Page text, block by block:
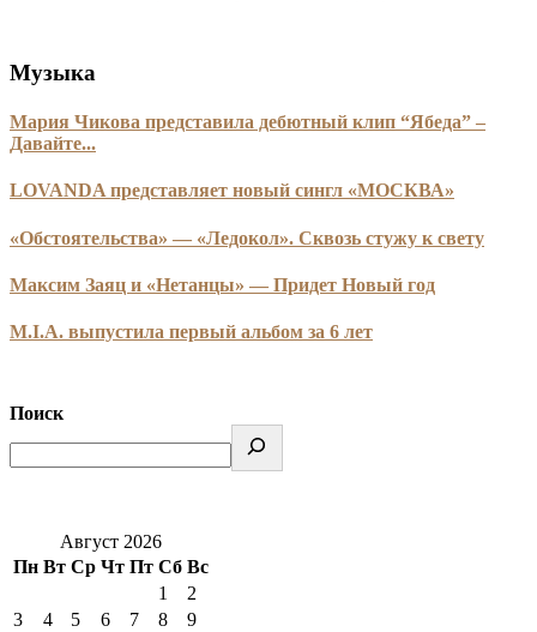
Музыка
Мария Чикова представила дебютный клип “Ябеда” –
Давайте...
LOVANDA представляет новый сингл «МОСКВА»
«Обстоятельства» — «Ледокол». Сквозь стужу к свету
Максим Заяц и «Нетанцы» — Придет Новый год
M.I.A. выпустила первый альбом за 6 лет
Поиск
Август 2026
Пн Вт Ср Чт Пт Сб Вс
1
2
3
4 5 6 7 8
9